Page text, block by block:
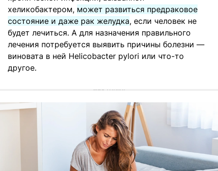
хеликобактером, может развиться предраковое
состояние и даже рак желудка, если человек не
будет лечиться. А для назначения правильного
лечения потребуется выявить причины болезни —
виновата в ней Helicobacter pylori или что-то
другое.